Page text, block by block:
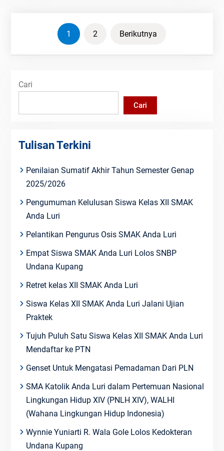
Paginasi
1 2 Berikutnya
Cari
Cari
Tulisan Terkini
Penilaian Sumatif Akhir Tahun Semester Genap
2025/2026
Pengumuman Kelulusan Siswa Kelas XII SMAK
Anda Luri
Pelantikan Pengurus Osis SMAK Anda Luri
Empat Siswa SMAK Anda Luri Lolos SNBP
Undana Kupang
Retret kelas XII SMAK Anda Luri
Siswa Kelas XII SMAK Anda Luri Jalani Ujian
Praktek
Tujuh Puluh Satu Siswa Kelas XII SMAK Anda Luri
Mendaftar ke PTN
Genset Untuk Mengatasi Pemadaman Dari PLN
SMA Katolik Anda Luri dalam Pertemuan Nasional
Lingkungan Hidup XIV (PNLH XIV), WALHI
(Wahana Lingkungan Hidup Indonesia)
Wynnie Yuniarti R. Wala Gole Lolos Kedokteran
Undana Kupang